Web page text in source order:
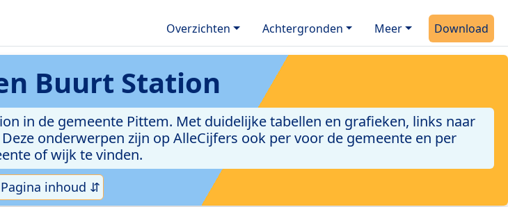
Overzichten Achtergronden Meer Download
Buurt Station
in de gemeente Pittem. Met duidelijke tabellen en grafieken, links naar
onderwerpen zijn op AlleCijfers ook per voor de gemeente en per
of wijk te vinden.
Pagina inhoud ⇵